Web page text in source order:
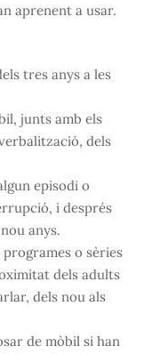
aprenent a usar.
tres anys a les
junts amb els
dels
episodi o
i després
anys.
o sèries
dels adults
dels nou als
de mòbil si han